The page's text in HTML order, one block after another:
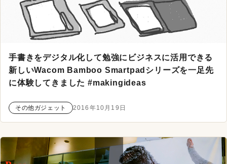
手書きをデジタル化して勉強にビジネスに活用できる
新しいWacom Bamboo Smartpadシリーズを一足先
に体験してきました #makingideas
その他ガジェット 2016年10月19日